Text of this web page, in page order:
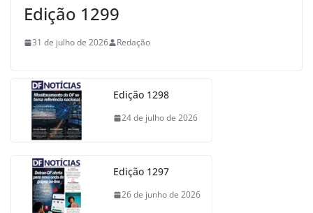
Edição 1299
31 de julho de 2026 Redação
Edição 1298
24 de julho de 2026
Edição 1297
26 de junho de 2026